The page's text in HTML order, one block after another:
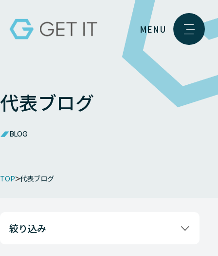
MENU
代表ブログ
BLOG
TOP 代表ブログ
絞り込み